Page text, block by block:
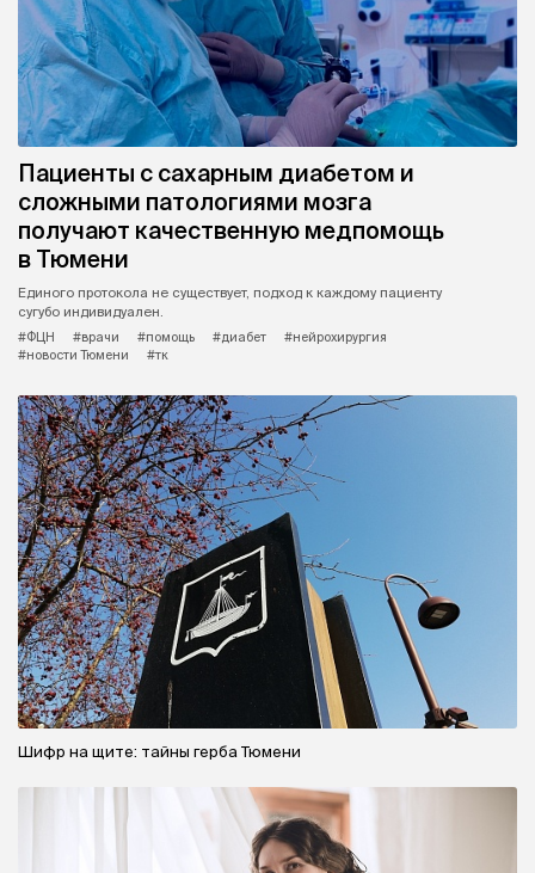
Пациенты с сахарным диабетом и
сложными патологиями мозга
получают качественную медпомощь
в Тюмени
Единого протокола не существует, подход к каждому пациенту
сугубо индивидуален.
#ФЦН
#врачи #помощь #диабет
#нейрохирургия
#новости Тюмени
#тк
Шифр на щите: тайны герба Тюмени